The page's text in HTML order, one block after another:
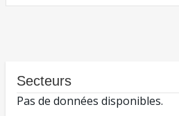
Secteurs
Pas de données disponibles.